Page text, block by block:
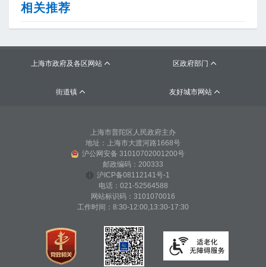
相关推荐
上海市政府及各区网站  区政府部门 
街道镇  友好城市网站 
上海市普陀区人民政府主办
地址：上海市大渡河路1668号
沪公网安备 31010702001200号
邮政编码：200333
沪ICP备08112141号-1
电话：021-52564588
网站标识码：3101070016
工作时间：8:30-12:00,13:30-17:30